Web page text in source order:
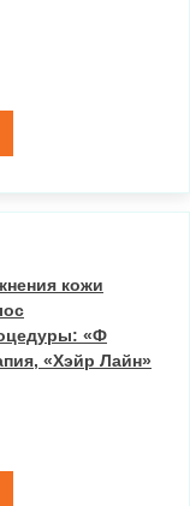
кожи
«Ф
«Хэйр Лайн»